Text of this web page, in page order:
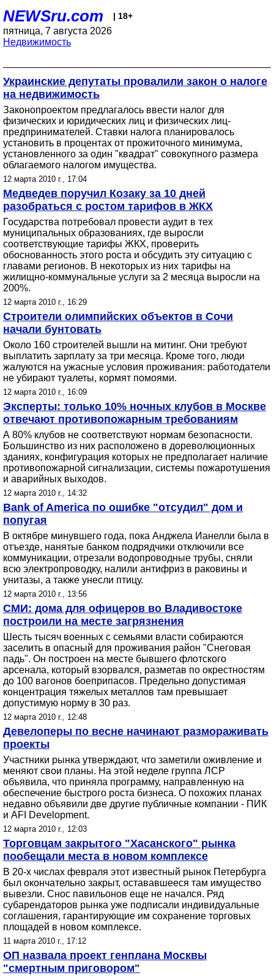
NEWSru.com | 18+
пятница, 7 августа 2026
Недвижимость
Украинские депутаты провалили закон о налоге
на недвижимость
Законопроектом предлагалось ввести налог для
физических и юридических лиц и физических лиц-
предпринимателей. Ставки налога планировалось
установить в процентах от прожиточного минимума,
установленного за один "квадрат" совокупного размера
облагаемого налогом имущества.
12 марта 2010 г., 17:04
Медведев поручил Козаку за 10 дней
разобраться с ростом тарифов в ЖКХ
Государства потребовал провести аудит в тех
муниципальных образованиях, где выросли
соответствующие тарифы ЖКХ, проверить
обоснованность этого роста и обсудить эту ситуацию с
главами регионов. В некоторых из них тарифы на
жилищно-коммунальные услуги за 2 месяца выросли на
200%.
12 марта 2010 г., 16:29
Строители олимпийских объектов в Сочи
начали бунтовать
Около 160 строителей вышли на митинг. Они требуют
выплатить зарплату за три месяца. Кроме того, люди
жалуются на ужасные условия проживания: работодатели
не убирают туалеты, кормят помоями.
12 марта 2010 г., 16:09
Эксперты: только 10% ночных клубов в Москве
отвечают противопожарным требованиям
А 80% клубов не соответствуют нормам безопасности.
Большинство из них расположено в дореволюционных
зданиях, конфигурация которых не предполагает наличие
противопожарной сигнализации, системы пожаротушения
и аварийных выходов.
12 марта 2010 г., 14:32
Bank of America по ошибке "отсудил" дом и
попугая
В октябре минувшего года, пока Анджела Ианелли была в
отъезде, нанятые банком подрядчики отключили все
коммуникации, отрезали водопроводные трубы, сняли
всю электропроводку, налили антифриз в раковины и
унитазы, а также унесли птицу.
12 марта 2010 г., 13:56
СМИ: дома для офицеров во Владивостоке
построили на месте загрязнения
Шесть тысяч военных с семьями власти собираются
заселить в опасный для проживания район "Снеговая
падь". Он построен на месте бывшего флотского
арсенала, который взорвался, разметав по окрестностям
до 100 вагонов боеприпасов. Предельно допустимая
концентрация тяжелых металлов там превышает
допустимую норму в 30 раз.
12 марта 2010 г., 12:48
Девелоперы по весне начинают размораживать
проекты
Участники рынка утверждают, что заметили оживление и
меняют свои планы. На этой неделе группа ЛСР
объявила, что приняла программу, направленную на
обеспечение быстрого роста бизнеса. О похожих планах
недавно объявили две другие публичные компании - ПИК
и AFI Development.
12 марта 2010 г., 12:03
Торговцам закрытого "Хасанского" рынка
пообещали места в новом комплексе
В 20-х числах февраля этот известный рынок Петербурга
был окончательно закрыт, остававшееся там имущество
вывезли. Снос павильонов еще не начался. Ряд
субарендаторов рынка уже подписали индивидуальные
соглашения, гарантирующие им сохранение торговых
площадей в новом комплексе.
11 марта 2010 г., 17:12
ОП назвала проект генплана Москвы
"смертным приговором"